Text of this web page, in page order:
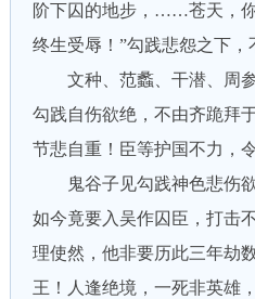
阶下囚的地步，……苍天，
终生受辱！”勾践悲怨之下，
文种、范蠡、干潜、周参
勾践自伤欲绝，不由齐跪拜
节悲自重！臣等护国不力，
鬼谷子见勾践神色悲伤欲
如今竟要入吴作囚臣，打击
理使然，他非要历此三年劫
王！人逢绝境，一死非英雄